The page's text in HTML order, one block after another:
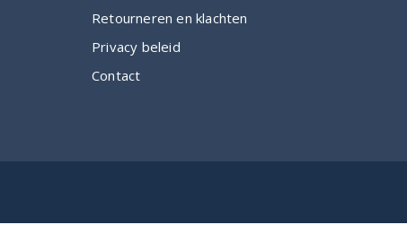
Retourneren en klachten
Privacy beleid
Contact